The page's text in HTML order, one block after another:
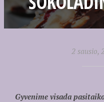
2 sausio,
Gyvenime visada